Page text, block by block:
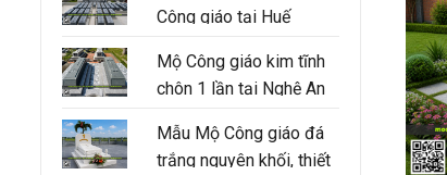
Công giáo tại Huế
Mộ Công giáo kim tĩnh
chôn 1 lần tại Nghệ An
Mẫu Mộ Công giáo đá
trắng nguyên khối, thiết